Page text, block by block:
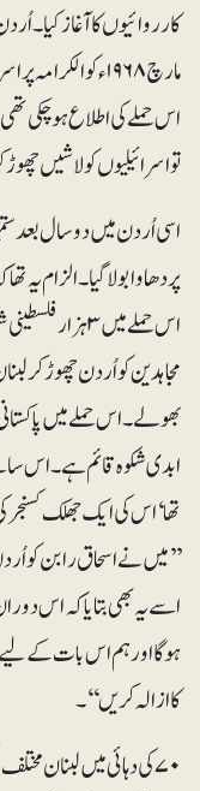
مارچ ۱۹۶۸ء کو
اس حملے کی اطلاع ہو چکی
تو اسرائیلیوں کو لاشیں چھوڑ
پر دھاوا بولا گیا۔ الزام
اس حملے
مجاہدین کو اُردن چھوڑ کر
بھولے۔ اس حملے میں
ابدی شکوہ قائم ہے۔ اس
تھا‘ اس کی ایک جھلک
’’میں نے اسحاق رابن کو
اسے یہ بھی بتایا کہ اس
ہوگا اور ہم اس بات کے
کا ازالہ کریں‘‘۔
۷۰ کی دہائی میں لبنان